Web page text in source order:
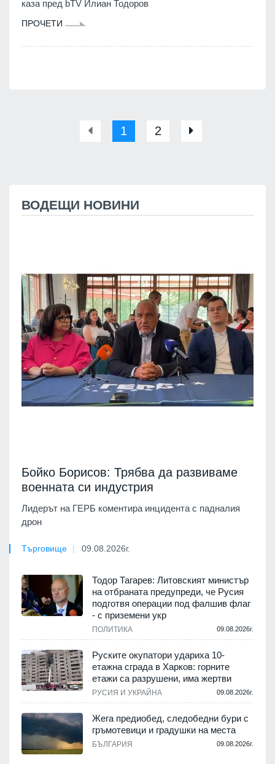
каза пред bTV Илиан Тодоров
ПРОЧЕТИ
1 2
ВОДЕЩИ НОВИНИ
Бойко Борисов: Трябва да развиваме
военната си индустрия
Лидерът на ГЕРБ коментира инцидента с падналия
дрон
Търговище 09.08.2026г.
Тодор Тагарев: Литовският министър
на отбраната предупреди, че Русия
подготвя операции под фалшив флаг
- с приземени укр
ПОЛИТИКА 09.08.2026г.
Руските окупатори удариха 10-
етажна сграда в Харков: горните
етажи са разрушени, има жертви
РУСИЯ И УКРАЙНА 09.08.2026г.
Жега предиобед, следобедни бури с
гръмотевици и градушки на места
БЪЛГАРИЯ 09.08.2026г.